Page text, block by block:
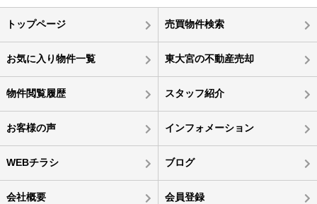
トップページ 売買物件検索
お気に入り物件一覧 東大宮の不動産売却
物件閲覧履歴 スタッフ紹介
お客様の声 インフォメーション
WEBチラシ ブログ
会社概要 会員登録